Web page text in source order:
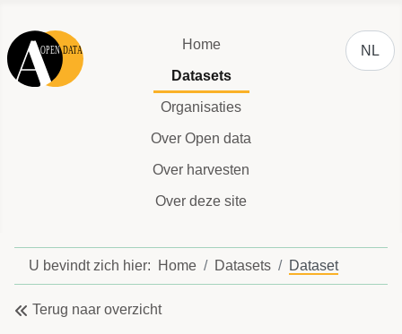
Home
Datasets
Organisaties
Over Open data
Over harvesten
Over deze site
NL
U bevindt zich hier: Home Datasets Dataset
Terug naar overzicht